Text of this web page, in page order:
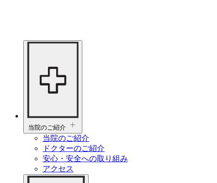
当院のご紹介
当院のご紹介
ドクターのご紹介
安心・安全への取り組み
アクセス